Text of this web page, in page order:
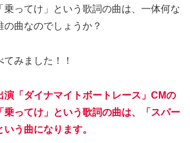
乗ってけ」という歌詞の曲は、一体何な
曲なのでしょうか？
みました！！
演「ダイナマイトボートレース」CMの
乗ってけ」という歌詞の曲は、「スパー
う曲になります。